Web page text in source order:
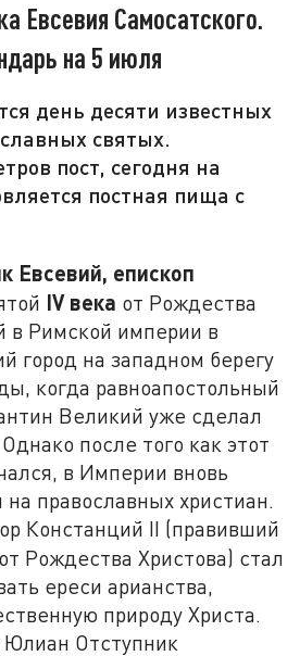
Евсевия Самосатского.
на 5 июля
день десяти известных
святых.
пост, сегодня на
постная пища с
Евсевий, епископ
IVвека от Рождества
в Римской империи в
город на западном берегу
когда равноапостольный
Великий уже сделал
после того как этот
в Империи вновь
на православных христиан.
Констанций II (правивший
от Рождества Христова) стал
ереси арианства,
природу Христа.
Отступник